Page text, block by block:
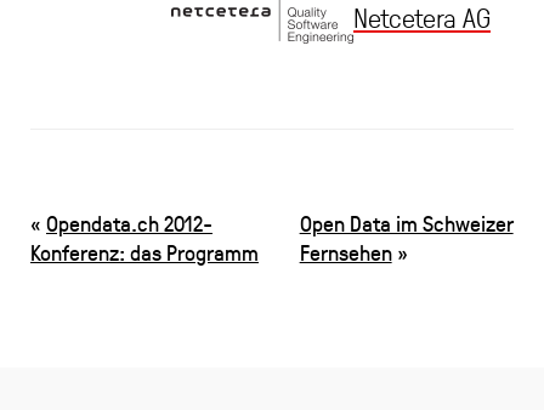
Netcetera AG
« Opendata.ch 2012-
Konferenz: das Programm
Open Data im Schweizer
Fernsehen»